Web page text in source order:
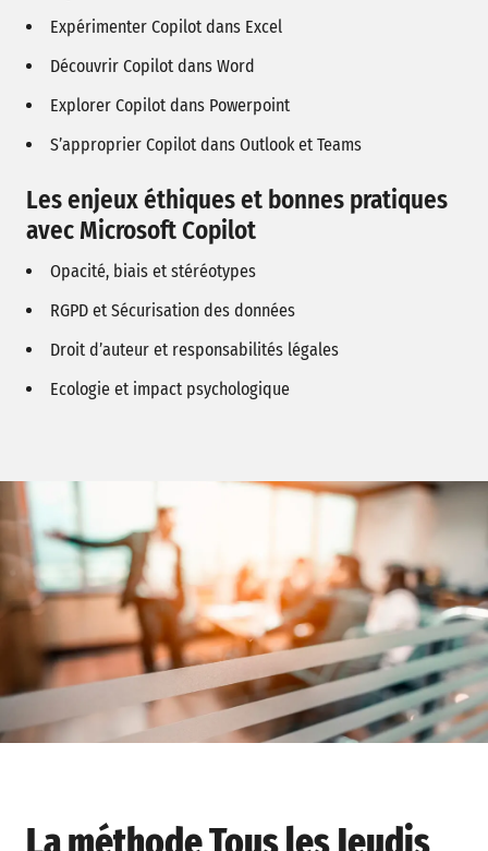
Expérimenter Copilot dans Excel
Découvrir Copilot dans Word
Explorer Copilot dans Powerpoint
S’approprier Copilot dans Outlook et Teams
Les enjeux éthiques et bonnes pratiques
avec Microsoft Copilot
Opacité, biais et stéréotypes
RGPD et Sécurisation des données
Droit d’auteur et responsabilités légales
Ecologie et impact psychologique